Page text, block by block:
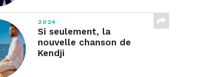
2024
Si seulement, la
nouvelle chanson de
Kendji